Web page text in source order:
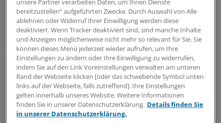
zugenommen“. Im BSI sei man sich durchaus „bewusst,
dass die Prüfung der Betroffenheit und die zweistufige
Registrierung im Einzelfall aufwändig sein kann“.
Viele wähnen sich nicht angesprochen
Die Behörde erwarte aber, „dass die noch offenen
Registrierungen im 1. Halbjahr 2026 nachgeholt
werden“. Und das dürften nicht wenige sein: Auf eine
Anfrage der Bundestagsabgeordneten Jeanne
unsere Partner verarbeiten Daten, um Ihnen Dienste
bereitzustellen“ aufgeführten Zwecke. Durch Auswahl von Alle
ablehnen oder Widerruf Ihrer Einwilligung werden diese
deaktiviert. Wenn Tracker deaktiviert sind, sind manche Inhalte
und Anzeigen möglicherweise nicht mehr so relevant für Sie. Sie
können dieses Menü jederzeit wieder aufrufen, um Ihre
Einstellungen zu ändern oder Ihre Einwilligung zu widerrufen,
indem Sie auf den Link Voreinstellungen verwalten am unteren
Rand der Webseite klicken [oder das schwebende Symbol unten
links auf der Webseite, falls zutreffend]. Ihre Einstellungen
gelten innerhalb unseres Website. Weitere Informationen
finden Sie in unserer Datenschutzerklärung. Details finden Sie
in unserer Datenschutzerklärung.